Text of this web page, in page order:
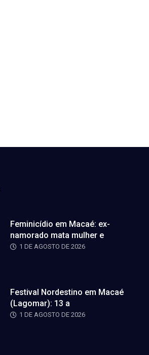
Feminicídio em Macaé: ex-
namorado mata mulher e
1 DE AGOSTO DE 2026
Festival Nordestino em Macaé
(Lagomar): 13 a
1 DE AGOSTO DE 2026